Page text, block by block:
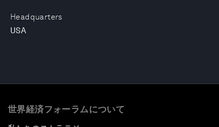
Headquarters
USA
世界経済フォーラムについて